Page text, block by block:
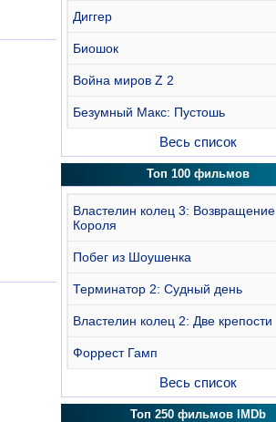
Диггер
Биошок
Война миров Z 2
Безумный Макс: Пустошь
Весь список
Топ 100 фильмов
Властелин колец 3: Возвращение
Короля
Побег из Шоушенка
Терминатор 2: Судный день
Властелин колец 2: Две крепости
Форрест Гамп
Весь список
Топ 250 фильмов IMDb